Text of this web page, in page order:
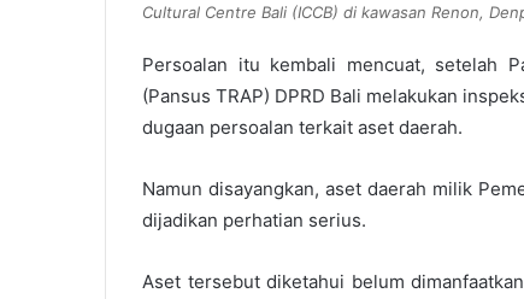
Cultural Centre Bali (ICCB) di kawasan Renon,
Persoalan itu kembali mencuat, setelah
(Pansus TRAP) DPRD Bali melakukan
dugaan persoalan terkait aset daerah.
Namun disayangkan, aset daerah milik
dijadikan perhatian serius.
Aset tersebut diketahui belum